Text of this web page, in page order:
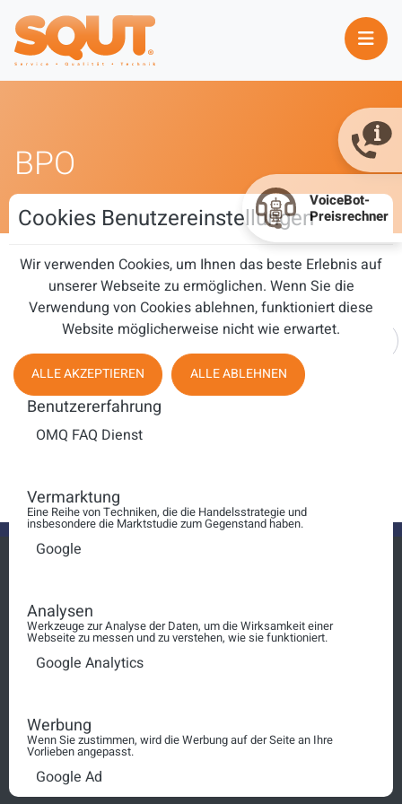
BPO
BPO
Teil des Titels eingeben FILTER ZURÜCKSETZEN
BPO Consulting
Login
squt@schosimo.de
AGB
Impressum
Cookies Benutzereinstellungen
Wir verwenden Cookies, um Ihnen das beste Erlebnis auf
unserer Webseite zu ermöglichen. Wenn Sie die
Verwendung von Cookies ablehnen, funktioniert diese
Website möglicherweise nicht wie erwartet.
ALLE AKZEPTIEREN ALLE ABLEHNEN
Benutzererfahrung
OMQ FAQ Dienst
Vermarktung
Eine Reihe von Techniken, die die Handelsstrategie und
insbesondere die Marktstudie zum Gegenstand haben.
Google
Analysen
Werkzeuge zur Analyse der Daten, um die Wirksamkeit einer
Webseite zu messen und zu verstehen, wie sie funktioniert.
Google Analytics
Werbung
Wenn Sie zustimmen, wird die Werbung auf der Seite an Ihre
Vorlieben angepasst.
Google Ad